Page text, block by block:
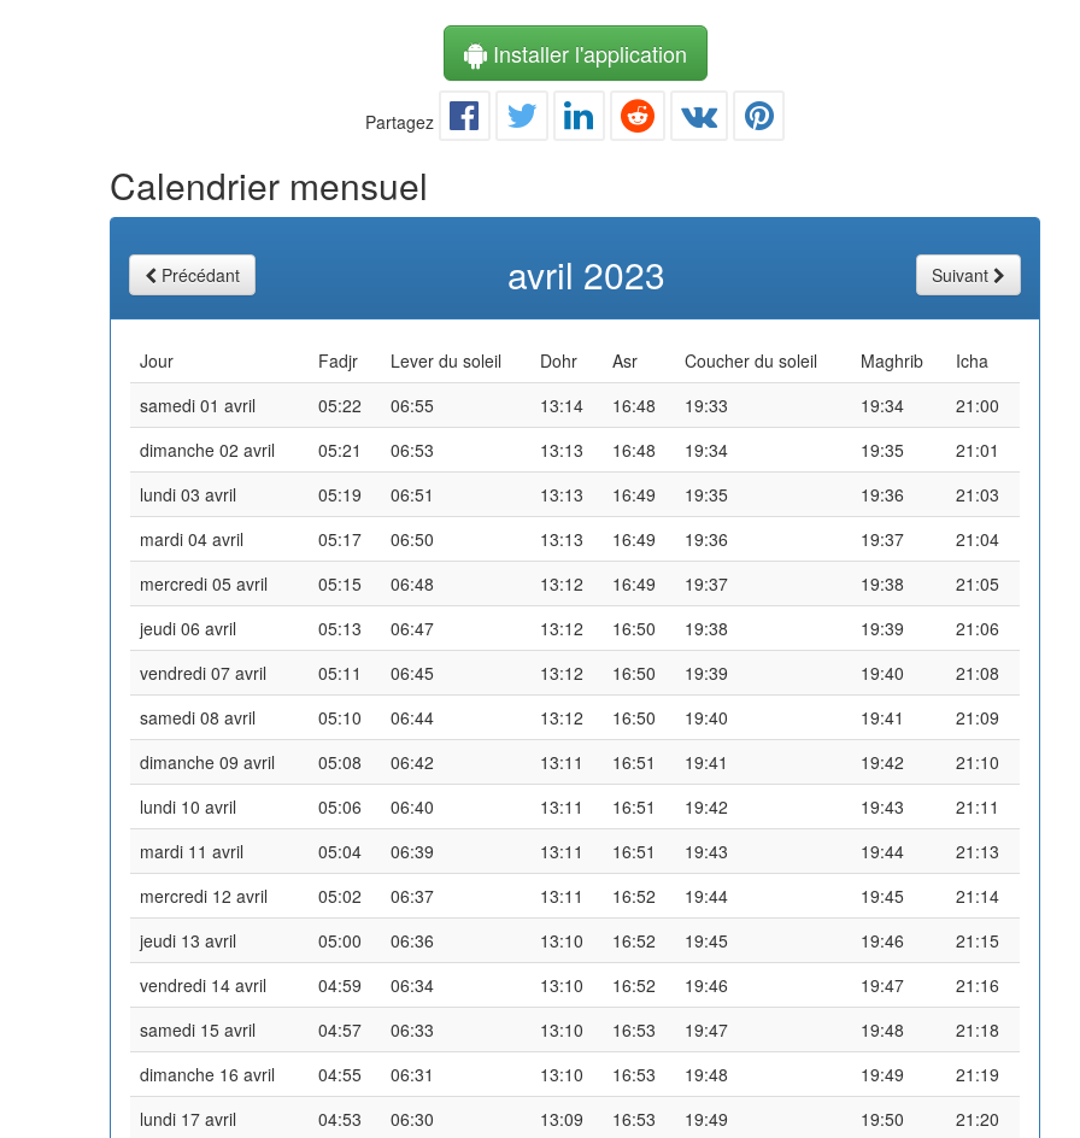
Installer l'application
Partagez
Calendrier mensuel
Précédant avril 2023 Suivant
Jour Fadjr Lever du soleil Dohr Asr Coucher du soleil Maghrib
Icha
samedi 01 avril
05:22 06:55 13:14 16:48 19:33 19:34
21:00
dimanche 02 avril
05:21 06:53 13:13 16:48 19:34 19:35
21:01
lundi 03 avril
05:19 06:51 13:13 16:49 19:35 19:36
21:03
mardi 04 avril
05:17 06:50 13:13 16:49 19:36 19:37
21:04
mercredi 05 avril
05:15 06:48 13:12 16:49 19:37 19:38
21:05
jeudi 06 avril
05:13 06:47 13:12 16:50 19:38 19:39
21:06
vendredi 07 avril
05:11 06:45 13:12 16:50 19:39 19:40
21:08
samedi 08 avril
05:10 06:44 13:12 16:50 19:40 19:41
21:09
dimanche 09 avril
05:08 06:42 13:11 16:51 19:41 19:42
21:10
lundi 10 avril
05:06 06:40 13:11 16:51 19:42 19:43
21:11
mardi 11 avril
05:04 06:39 13:11 16:51 19:43 19:44
21:13
mercredi 12 avril
05:02 06:37 13:11 16:52 19:44 19:45
21:14
jeudi 13 avril
05:00 06:36 13:10 16:52 19:45 19:46
21:15
vendredi 14 avril
04:59 06:34 13:10 16:52 19:46 19:47
21:16
samedi 15 avril
04:57 06:33 13:10 16:53 19:47 19:48
21:18
dimanche 16 avril
04:55 06:31 13:10 16:53 19:48 19:49
21:19
lundi 17 avril
04:53 06:30 13:09 16:53 19:49 19:50
21:20